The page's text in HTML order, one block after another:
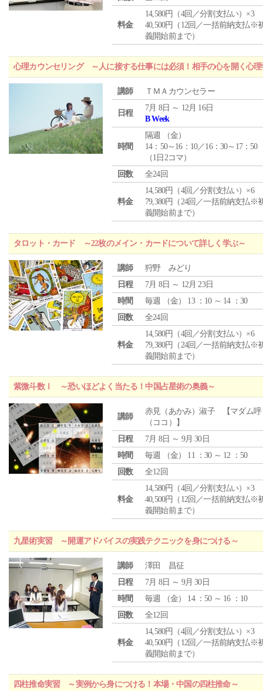
料金
14,580円（4回／分割支払い）×3
40,500円（12回／一括前納支払※
義開始前まで）
心理カウンセリング ～人に接する仕事には必須！相手の心を開く心理
講師 ＴＭＡカウンセラー
日程
7月 8日 ～ 12月 16日
B Week
時間
隔週 （金）
14：50～16：10／16：30～17：50
（1日2コマ）
回数
全24回
料金
14,580円（4回／分割支払い）×6
79,380円（24回／一括前納支払※
義開始前まで）
タロット・カード ～22枚のメイン・カードについて詳しく学ぶ～
講師
狩野 みどり
日程
7月 8日 ～ 12月 23日
時間
毎週 （金） 13 ：10 ～ 14 ：30
回数
全24回
料金
14,580円（4回／分割支払い）×6
79,380円（24回／一括前納支払※
義開始前まで）
紫微斗数Ⅰ ～恐いほどよく当たる！中国占星術の奥義～
講師
赤見（あかみ）淑子 【マダム呼
（ココ）】
日程
7月 8日 ～ 9月 30日
時間
毎週 （金） 11 ：30 ～ 12 ：50
回数
全12回
料金
14,580円（4回／分割支払い）×3
40,500円（12回／一括前納支払※
義開始前まで）
九星術実習 ～開運アドバイスの実践テクニックを身につける～
講師
澤田 昌征
日程
7月 8日 ～ 9月 30日
時間
毎週 （金） 14 ：50 ～ 16 ：10
回数
全12回
料金
14,580円（4回／分割支払い）×3
40,500円（12回／一括前納支払※
義開始前まで）
四柱推命実習 ～実例から身につける！本場・中国の四柱推命～